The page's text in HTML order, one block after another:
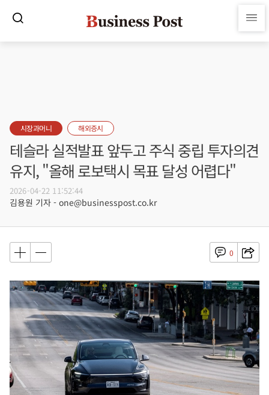
시장과머니 해외증시
테슬라 실적발표 앞두고 주식 중립 투자의견
유지, "올해 로보택시 목표 달성 어렵다"
2026-04-22 11:52:44
김용원 기자 - one@businesspost.co.kr
0